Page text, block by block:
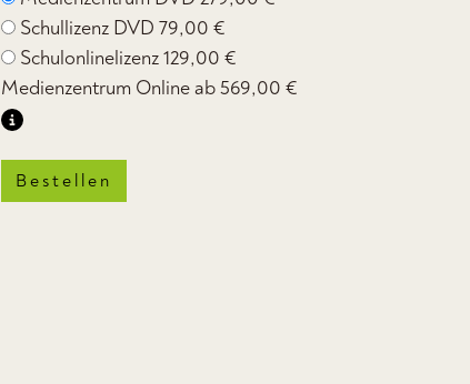
Schullizenz DVD 79,00 €
Schulonlinelizenz129,00 €
Medienzentrum Online ab569,00 €
Bestellen